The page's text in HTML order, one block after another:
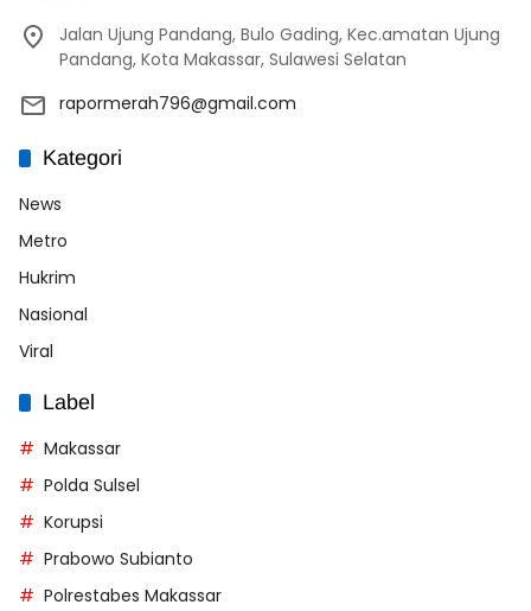
Jalan Ujung Pandang, Bulo Gading, Kec.amatan Ujung
Pandang, Kota Makassar, Sulawesi Selatan
rapormerah796@gmail.com
Kategori
News
Metro
Hukrim
Nasional
Viral
Label
Makassar
Polda Sulsel
Korupsi
Prabowo Subianto
Polrestabes Makassar